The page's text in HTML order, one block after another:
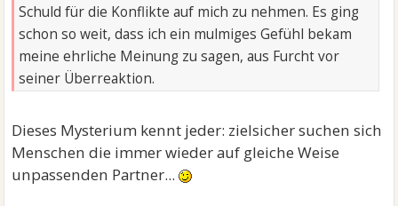
Schuld für die Konflikte auf mich zu nehmen. Es ging
schon so weit, dass ich ein mulmiges Gefühl bekam
meine ehrliche Meinung zu sagen, aus Furcht vor
seiner Überreaktion.
Dieses Mysterium kennt jeder: zielsicher suchen sich
Menschen die immer wieder auf gleiche Weise
unpassenden Partner...